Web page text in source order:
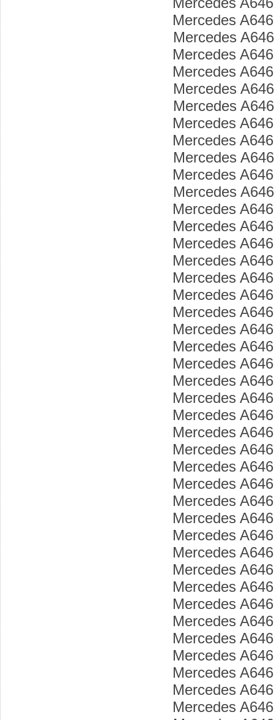
Mercedes
Mercedes
Mercedes
Mercedes
Mercedes
Mercedes
Mercedes
Mercedes
Mercedes
Mercedes
Mercedes
Mercedes
Mercedes
Mercedes
Mercedes
Mercedes
Mercedes
Mercedes
Mercedes
Mercedes
Mercedes
Mercedes
Mercedes
Mercedes
Mercedes
Mercedes
Mercedes
Mercedes
Mercedes
Mercedes
Mercedes
Mercedes
Mercedes
Mercedes
Mercedes
Mercedes
Mercedes
Mercedes
Mercedes
Mercedes
Mercedes